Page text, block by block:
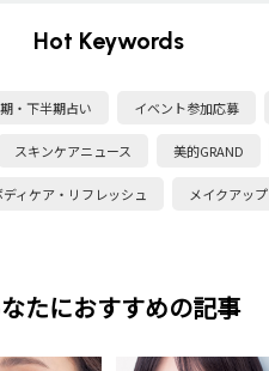
Hot Keywords
・下半期占い イベント参加応募
スキンケアニュース 美的GRAND
ィケア・リフレッシュ メイクアップ
たにおすすめの記事